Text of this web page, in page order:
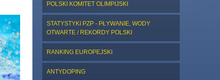
POLSKI KOMITET OLIMPIJSKI
STATYSTYKI PZP - PŁYWANIE, WODY
OTWARTE / REKORDY POLSKI
RANKING EUROPEJSKI
ANTYDOPING